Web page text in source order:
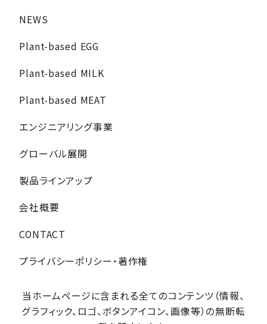
NEWS
Plant-based EGG
Plant-based MILK
Plant-based MEAT
エンジニアリング事業
グローバル展開
製品ラインアップ
会社概要
CONTACT
プライバシーポリシー・著作権
当ホームページに含まれる全てのコンテンツ（情報、
グラフィック、ロゴ、ボタンアイコン、画像等）の無断転